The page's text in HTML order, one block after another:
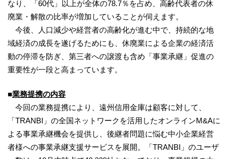
なり、「60代」以上が全体の78.7％を占め、高齢代表者の休
廃業・解散の比率が増加していることが伺えます。
今後、人口減少や経営者の高齢化が進む中で、持続的な地
域経済の成長を遂げるためにも、休廃業による企業の経済活
動の停滞を防ぎ、第三者への譲渡も含め「事業承継」促進の
重要性が一段と高まっています。
■業務提携の内容
今回の業務提携により、遠州信用金庫は顧客に対して、
「TRANBI」の全国ネットワークを活用したオンラインM&Aに
よる事業承継機会を提供し、後継者問題に悩む中小企業経営
者様への事業承継支援サービスを展開。「TRANBI」のユーザ